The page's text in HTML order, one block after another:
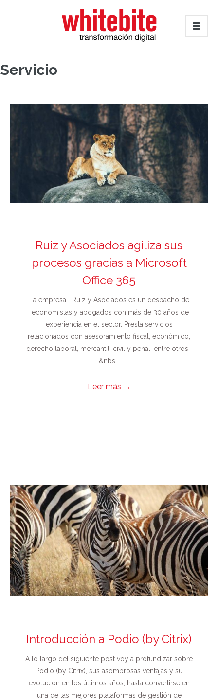
Servicio
Ruiz y Asociados agiliza sus
procesos gracias a Microsoft
Office 365
La empresa Ruiz y Asociados es un despacho de
economistas y abogados con más de 30 años de
experiencia en el sector. Presta servicios
relacionados con asesoramiento fiscal, económico,
derecho laboral, mercantil, civil y penal, entre otros.
&nbs...
Leer más →
Introducción a Podio (by Citrix)
A lo largo del siguiente post voy a profundizar sobre
Podio (by Citrix), sus asombrosas ventajas y su
evolución en los últimos años, hasta convertirse en
una de las mejores plataformas de gestión de